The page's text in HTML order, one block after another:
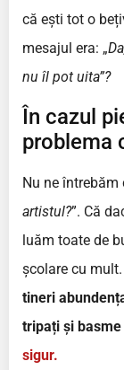
că ești tot o
mesajul era: „
nu îl pot uita”?
În cazul
problema
Nu ne întrebăm
artistul?”. Că
luăm toate de
școlare cu mult.
tineri
tripați și
sigur.